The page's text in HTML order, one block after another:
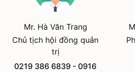
Mr. Hà Văn Trang
Chủ tịch hội đồng quản
trị
0219 386 6839 - 0916